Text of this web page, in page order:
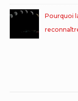
Pourquoi